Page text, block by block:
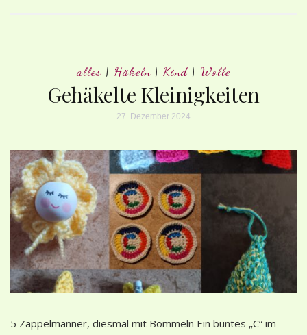
alles | Häkeln | Kind | Wolle
Gehäkelte Kleinigkeiten
27. Dezember 2024
5 Zappelmänner, diesmal mit Bommeln Ein buntes „C“ im